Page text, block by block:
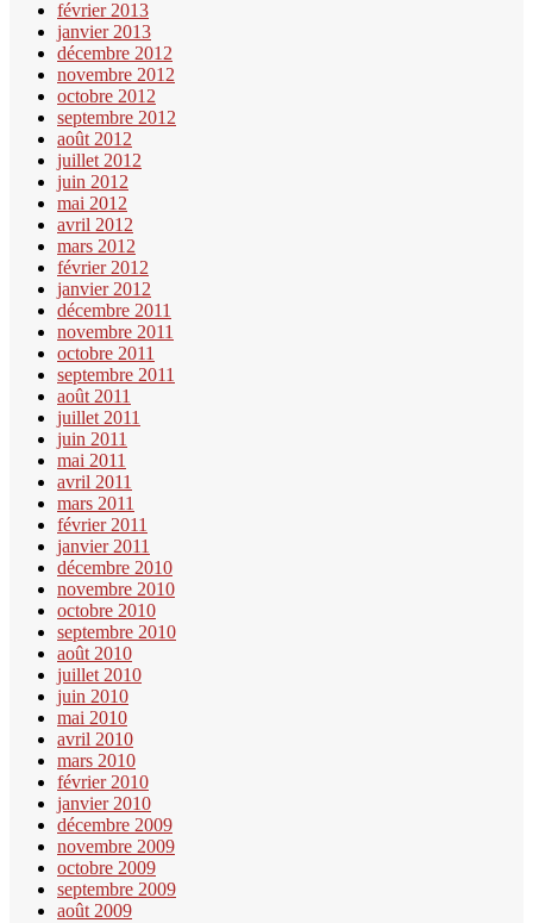
février 2013
janvier 2013
décembre 2012
novembre 2012
octobre 2012
septembre 2012
août 2012
juillet 2012
juin 2012
mai 2012
avril 2012
mars 2012
février 2012
janvier 2012
décembre 2011
novembre 2011
octobre 2011
septembre 2011
août 2011
juillet 2011
juin 2011
mai 2011
avril 2011
mars 2011
février 2011
janvier 2011
décembre 2010
novembre 2010
octobre 2010
septembre 2010
août 2010
juillet 2010
juin 2010
mai 2010
avril 2010
mars 2010
février 2010
janvier 2010
décembre 2009
novembre 2009
octobre 2009
septembre 2009
août 2009